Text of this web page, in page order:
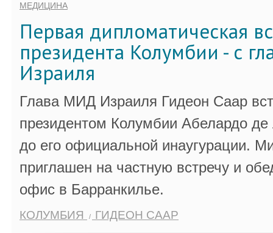
МЕДИЦИНА
Первая дипломатическая
президента Колумбии - с
Израиля
Глава МИД Израиля Гидеон Саар
президентом Колумбии Абелардо
до его официальной инаугурации.
приглашен на частную встречу и
офис в Барранкилье.
КОЛУМБИЯ ГИДЕОН СААР